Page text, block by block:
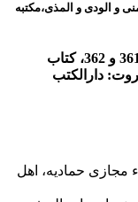
40، ص92، الباب: المنی و الودی و المذی،مکتبه
([4]) بدائع الصنائع في ترتيب الشرائع، ج1/ص361 و 362، کتاب
دارالکتب
مجازی حمادیه، اهل